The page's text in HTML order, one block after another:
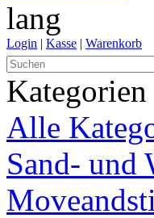
lang
Login | Kasse | Warenkorb
Kategorien
Alle
Sand- und